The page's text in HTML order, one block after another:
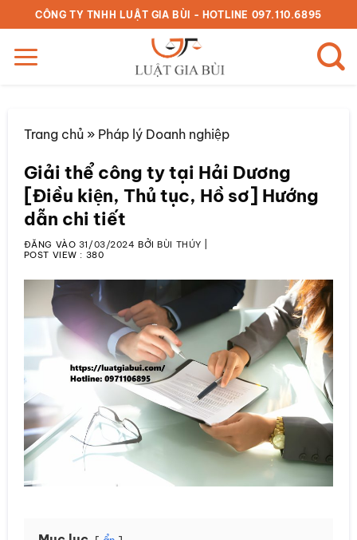
qua
nội
dung
CÔNG TY TNHH LUẬT GIA BÙI - HOTLINE 097.110.6895
Trang chủ» Pháp lý Doanh nghiệp
Giải thể công ty tại Hải Dương
[Điều kiện, Thủ tục, Hồ sơ] Hướng
dẫn chi tiết
ĐĂNG VÀO 31/03/2024 BỞIBÙI THÚY
POST VIEW : 380